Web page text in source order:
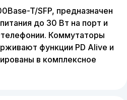
T/SFP, предназначен
до 30 Вт на порт и
Коммутаторы
функции PD Alive и
в комплексное